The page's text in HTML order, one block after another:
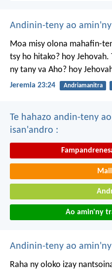
Andinin-teny ao
Moa misy olona mahafin-
tsy ho hitako? hoy
ny tany va Aho? hoy
Jeremia 23:24 Andriamanitra
Te hahazo andin-teny
isan'andro :
Ao amin'ny
Andinin-teny ao
Raha ny oloko izay